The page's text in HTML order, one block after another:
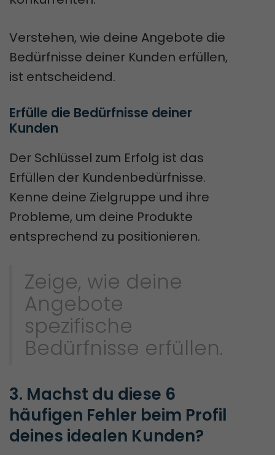
Verstehen, wie deine Angebote die
Bedürfnisse deiner Kunden erfüllen,
ist entscheidend.
Erfülle die Bedürfnisse deiner
Kunden
Der Schlüssel zum Erfolg ist das
Erfüllen der Kundenbedürfnisse.
Kenne deine Zielgruppe und ihre
Probleme, um deine Produkte
entsprechend zu positionieren.
Zeige, wie deine
Angebote
spezifische
Bedürfnisse erfüllen.
3. Machst du diese 6
häufigen Fehler beim Profil
deines idealen Kunden?